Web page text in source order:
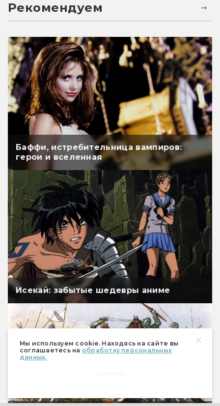
Мы используем cookie. Находясь на сайте вы
соглашаетесь на обработку персональных
данных.
Рекомендуем
Баффи, истребительница вампиров:
герои и вселенная
Исекай: забытые шедевры аниме